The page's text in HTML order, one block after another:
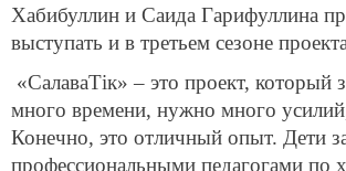
Хабибуллин и Саида Гарифуллина
выступать и в третьем сезоне
«СалаваТік» – это проект, который
много времени, нужно много
Конечно, это отличный опыт. Дети
профессиональными педагогами по